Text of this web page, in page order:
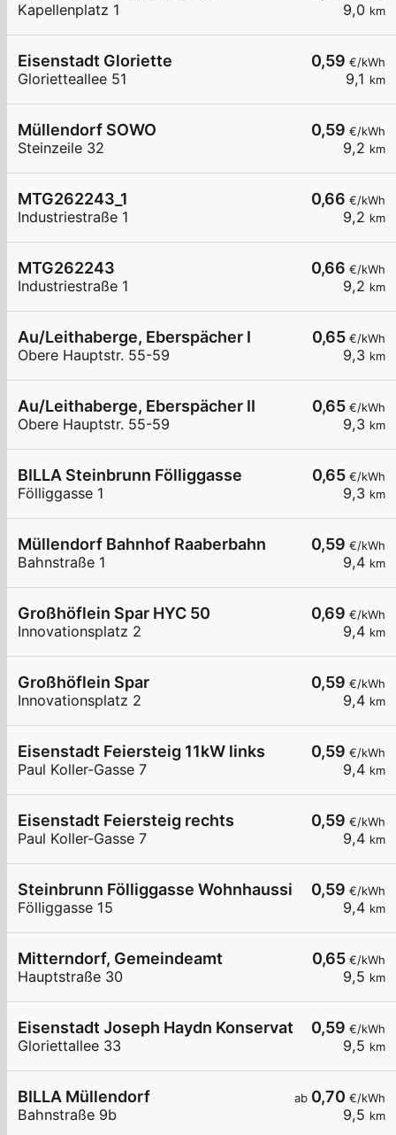
9,0 km
Kapellenplatz 1
0,59 €/kWh
9,1 km
Eisenstadt Gloriette
Glorietteallee 51
0,59 €/kWh
9,2 km
Müllendorf SOWO
Steinzeile 32
0,66 €/kWh
9,2 km
MTG262243_1
Industriestraße 1
0,66 €/kWh
9,2 km
MTG262243
Industriestraße 1
0,65 €/kWh
9,3 km
Au/Leithaberge, Eberspächer I
Obere Hauptstr. 55-59
0,65 €/kWh
9,3 km
Au/Leithaberge, Eberspächer II
Obere Hauptstr. 55-59
0,65 €/kWh
9,3 km
BILLA Steinbrunn Fölliggasse
Fölliggasse 1
0,59 €/kWh
9,4 km
Müllendorf Bahnhof Raaberbahn
Bahnstraße 1
0,69 €/kWh
9,4 km
Großhöflein Spar HYC 50
Innovationsplatz 2
0,59 €/kWh
9,4 km
Großhöflein Spar
Innovationsplatz 2
0,59 €/kWh
9,4 km
Eisenstadt Feiersteig 11kW links
Paul Koller-Gasse 7
0,59 €/kWh
9,4 km
Eisenstadt Feiersteig rechts
Paul Koller-Gasse 7
0,59 €/kWh
9,4 km
Steinbrunn Fölliggasse Wohnhaussiedlung
Fölliggasse 15
0,65 €/kWh
9,5 km
Mitterndorf, Gemeindeamt
Hauptstraße 30
0,59 €/kWh
9,5 km
Eisenstadt Joseph Haydn Konservatorium
Gloriettallee 33
ab 0,70 €/kWh
9,5 km
BILLA Müllendorf
Bahnstraße 9b